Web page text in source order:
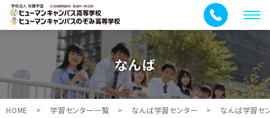
メ
ニ
ュ
ー
なんば
HOME > 学習センター一覧 > なんば学習センター > なんば学習セ